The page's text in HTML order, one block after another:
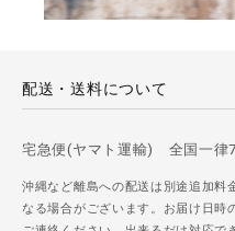
配送・送料について
宅急便(ヤマト運輸) 全国一律
沖縄など離島への配送は別途追加料
なる場合がございます。お届け日時